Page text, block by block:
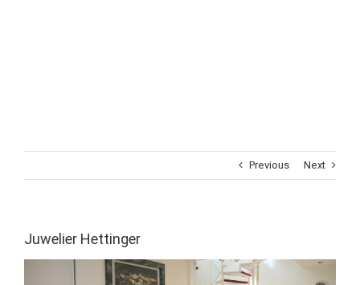
Previous Next
Juwelier Hettinger